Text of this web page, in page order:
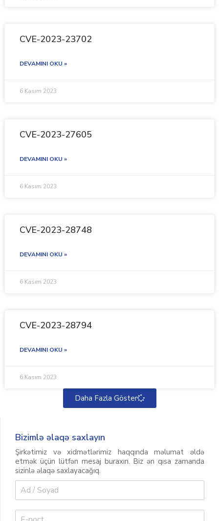
CVE-2023-23702
DEVAMINI OKU »
6 Kasım 2023
CVE-2023-27605
DEVAMINI OKU »
6 Kasım 2023
CVE-2023-28748
DEVAMINI OKU »
6 Kasım 2023
CVE-2023-28794
DEVAMINI OKU »
6 Kasım 2023
Daha Fazla Göster
Bizimlə əlaqə saxlayın
Şirkətimiz və xidmətlərimiz haqqında məlumat əldə
etmək üçün lütfən mesaj buraxın. Biz ən qısa zamanda
sizinlə əlaqə saxlayacağıq.